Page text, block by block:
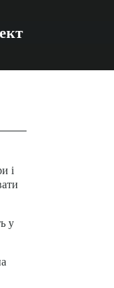
і
у